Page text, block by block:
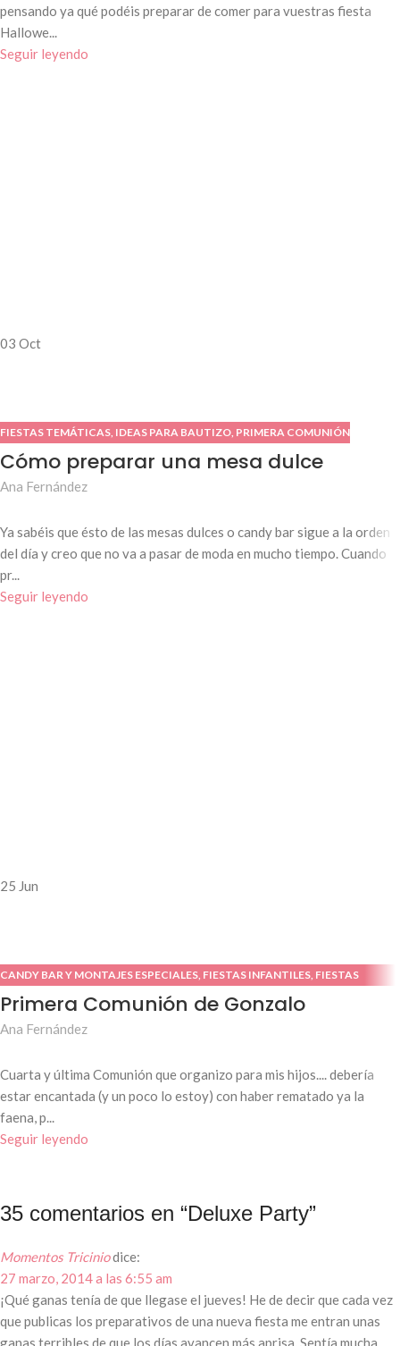
pensando ya qué podéis preparar de comer para vuestras fiesta
Hallowe...
Seguir leyendo
03 Oct
FIESTAS TEMÁTICAS, IDEAS PARA BAUTIZO, PRIMERA COMUNIÓN
Cómo preparar una mesa dulce
Ana Fernández
Ya sabéis que ésto de las mesas dulces o candy bar sigue a la orden
del día y creo que no va a pasar de moda en mucho tiempo. Cuando
pr...
Seguir leyendo
25 Jun
CANDY BAR Y MONTAJES ESPECIALES, FIESTAS INFANTILES, FIESTAS
TEMÁTICAS
PRIMERA COMUNIÓN
Primera Comunión de Gonzalo
Ana Fernández
Cuarta y última Comunión que organizo para mis hijos.... debería
estar encantada (y un poco lo estoy) con haber rematado ya la
faena, p...
Seguir leyendo
35 comentarios en “Deluxe Party”
Momentos Triciniodice:
27 marzo, 2014 a las 6:55 am
¡Qué ganas tenía de que llegase el jueves! He de decir que cada vez
que publicas los preparativos de una nueva fiesta me entran unas
ganas terribles de que los días avancen más aprisa. Sentía mucha